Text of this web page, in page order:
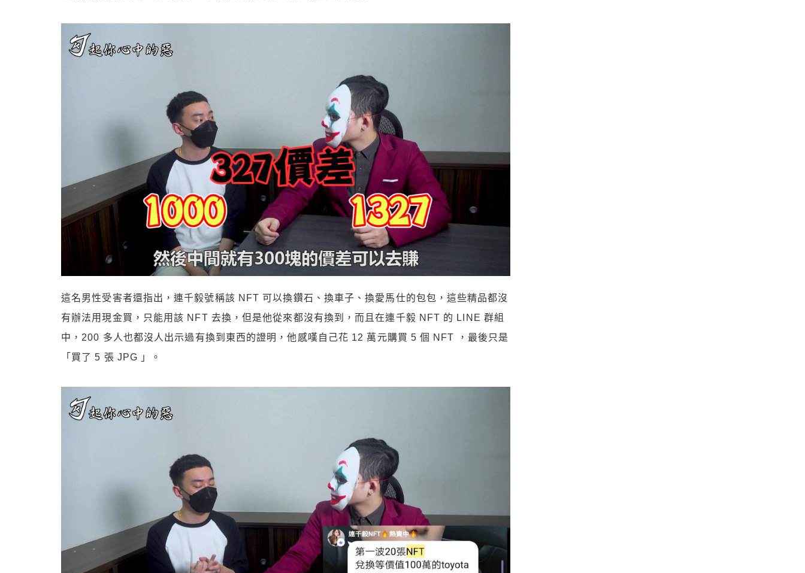
這名男性受害者還指出，連千毅號稱該 NFT 可以換鑽石、換車子、換愛馬仕的包包，這些精品都沒
有辦法用現金買，只能用該 NFT 去換，但是他從來都沒有換到，而且在連千毅 NFT 的 LINE 群組
中，200 多人也都沒人出示過有換到東西的證明，他感嘆自己花 12 萬元購買 5 個 NFT ，最後只是
「買了 5 張 JPG 」。